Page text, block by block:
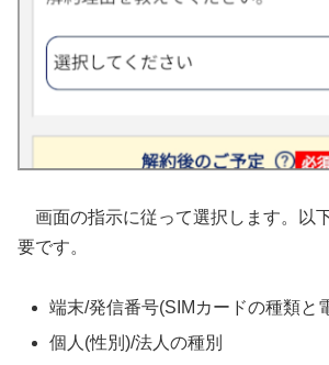
画面の指示に従って選択します。以
要です。
端末/発信番号(SIMカードの種類と
個人(性別)/法人の種別